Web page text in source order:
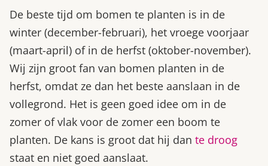
De beste tijd om bomen te planten is in de
winter (december-februari), het vroege voorjaar
(maart-april) of in de herfst (oktober-november).
Wij zijn groot fan van bomen planten in de
herfst, omdat ze dan het beste aanslaan in de
vollegrond. Het is geen goed idee om in de
zomer of vlak voor de zomer een boom te
planten. De kans is groot dat hij dan te droog
staat en niet goed aanslaat.